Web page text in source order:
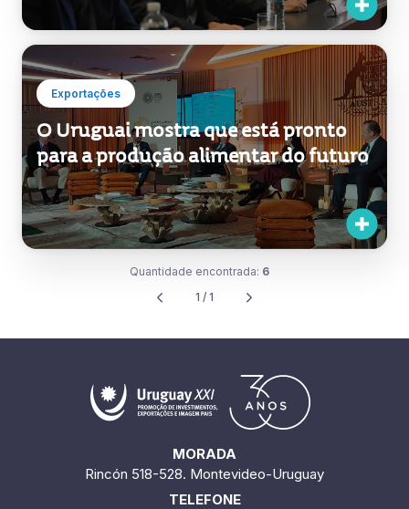
Exportações
O Uruguai mostra que está pronto
para a produção alimentar do futuro
Quantidade encontrada: 6
1 / 1
MORADA
Rincón 518-528. Montevideo-Uruguay
TELEFONE